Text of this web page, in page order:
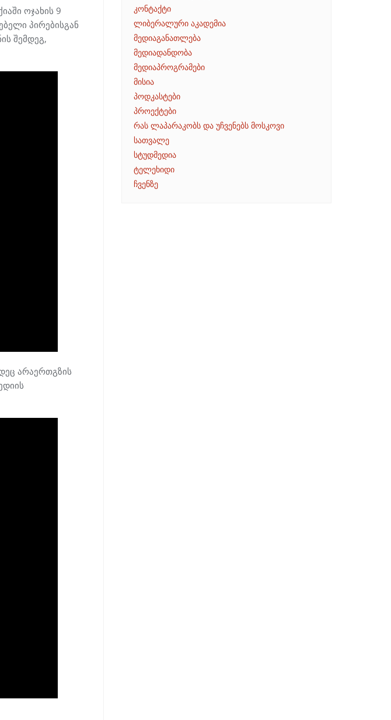
ოჯახის 9
პირებისგან
შემდეგ,
არაერთგზის
კონტაქტი
ლიბერალური აკადემია
მედიაგანათლება
მედიადანდობა
მედიაპროგრამები
მისია
პოდკასტები
პროექტები
რას ლაპარაკობს და უჩვენებს მოსკოვი
სათვალე
სტუდმედია
ტელეხიდი
ჩვენზე